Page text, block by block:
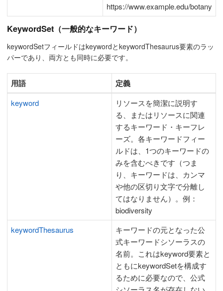
https://www.example.edu/botany
KeywordSet（一般的なキーワード）
keywordSetフィールドはkeywordとkeywordThesaurus要素のラッ
パーであり、両方とも同時に必要です。
用語 定義
keyword
リソースを簡潔に説明す
る、またはリソースに関連
するキーワード・キーフレ
ーズ。各キーワードフィー
ルドは、1つのキーワードの
みを含むべきです（つま
り、キーワードは、カンマ
や他の区切り文字で分離し
てはなりません）。例：
biodiversity
keywordThesaurus
キーワードの元となった公
式キーワードシソーラスの
名前。これはkeyword要素と
ともにkeywordSetを構成す
るために必要なので、公式